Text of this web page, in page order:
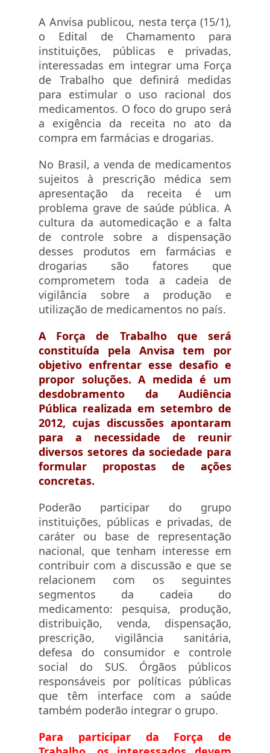
A Anvisa publicou, nesta terça (15/1),
o Edital de Chamamento para
instituições, públicas e privadas,
interessadas em integrar uma Força
de Trabalho que definirá medidas
para estimular o uso racional dos
medicamentos. O foco do grupo será
a exigência da receita no ato da
compra em farmácias e drogarias.
No Brasil, a venda de medicamentos
sujeitos à prescrição médica sem
apresentação da receita é um
problema grave de saúde pública. A
cultura da automedicação e a falta
de controle sobre a dispensação
desses produtos em farmácias e
drogarias são fatores que
comprometem toda a cadeia de
vigilância sobre a produção e
utilização de medicamentos no país.
A Força de Trabalho que será
constituída pela Anvisa tem por
objetivo enfrentar esse desafio e
propor soluções. A medida é um
desdobramento da Audiência
Pública realizada em setembro de
2012, cujas discussões apontaram
para a necessidade de reunir
diversos setores da sociedade para
formular propostas de ações
concretas.
Poderão participar do grupo
instituições, públicas e privadas, de
caráter ou base de representação
nacional, que tenham interesse em
contribuir com a discussão e que se
relacionem com os seguintes
segmentos da cadeia do
medicamento: pesquisa, produção,
distribuição, venda, dispensação,
prescrição, vigilância sanitária,
defesa do consumidor e controle
social do SUS. Órgãos públicos
responsáveis por políticas públicas
que têm interface com a saúde
também poderão integrar o grupo.
Para participar da Força de